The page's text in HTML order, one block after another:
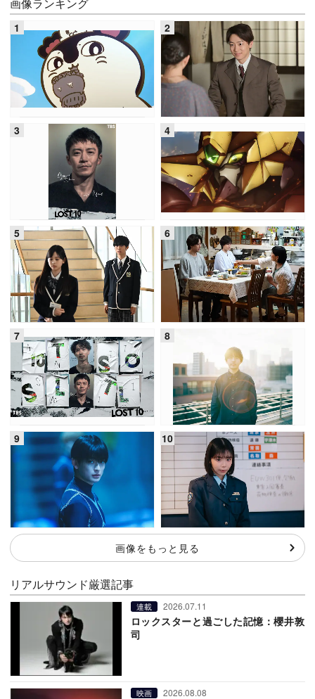
画像をもっと見る
リアルサウンド厳選記事
連載 2026.07.11
ロックスターと過ごした記憶：櫻井敦
司
映画 2026.08.08